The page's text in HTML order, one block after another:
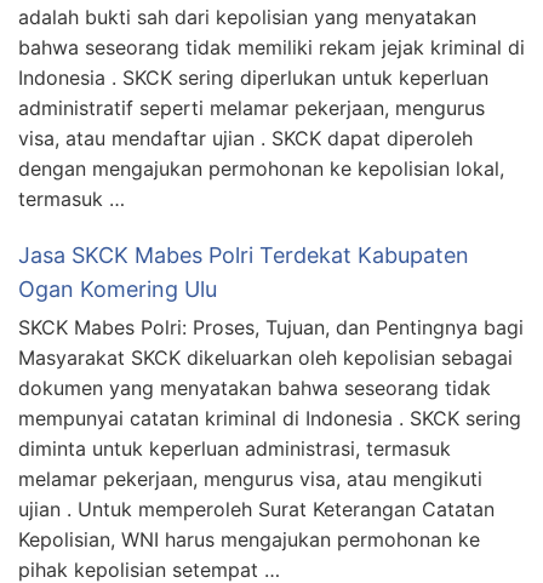
adalah bukti sah dari kepolisian yang menyatakan
bahwa seseorang tidak memiliki rekam jejak kriminal di
Indonesia . SKCK sering diperlukan untuk keperluan
administratif seperti melamar pekerjaan, mengurus
visa, atau mendaftar ujian . SKCK dapat diperoleh
dengan mengajukan permohonan ke kepolisian lokal,
termasuk …
Jasa SKCK Mabes Polri Terdekat Kabupaten
Ogan Komering Ulu
SKCK Mabes Polri: Proses, Tujuan, dan Pentingnya bagi
Masyarakat SKCK dikeluarkan oleh kepolisian sebagai
dokumen yang menyatakan bahwa seseorang tidak
mempunyai catatan kriminal di Indonesia . SKCK sering
diminta untuk keperluan administrasi, termasuk
melamar pekerjaan, mengurus visa, atau mengikuti
ujian . Untuk memperoleh Surat Keterangan Catatan
Kepolisian, WNI harus mengajukan permohonan ke
pihak kepolisian setempat …